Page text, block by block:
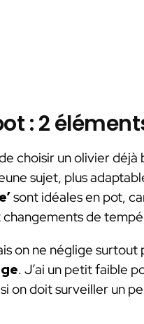
: 2
choisir un olivier déjà
sujet, plus
sont idéales en pot,
de
on ne néglige surtout
. J’ai un petit faible
on doit surveiller un